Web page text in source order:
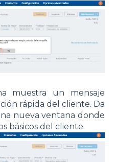
muestra un mensaje
rápida del cliente. Da
nueva ventana donde
básicos del cliente.